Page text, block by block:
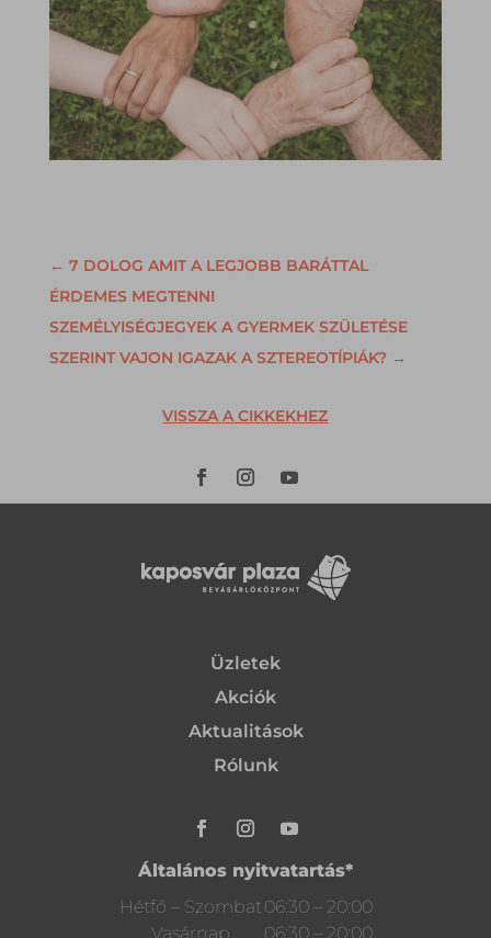
← 7 DOLOG AMIT A LEGJOBB BARÁTTAL
ÉRDEMES MEGTENNI
SZEMÉLYISÉGJEGYEK A GYERMEK SZÜLETÉSE
SZERINT VAJON IGAZAK A SZTEREOTÍPIÁK?→
VISSZA A CIKKEKHEZ
Üzletek
Akciók
Aktualitások
Rólunk
Általános nyitvatartás*
Hétfő – Szombat 06:30 – 20:00
Vasárnap
06:30 – 20:00